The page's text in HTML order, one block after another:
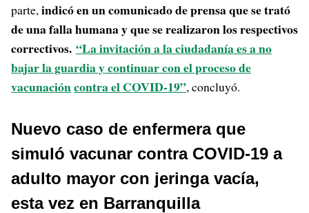
parte,indicó en un comunicado de prensa que se trató
de una falla humana y que se realizaron los respectivos
correctivos. “La invitación a la ciudadanía es a no
bajar la guardia y continuar con el proceso de
vacunacióncontra el COVID-19”, concluyó.
Nuevo caso de enfermera que
simuló vacunar contra COVID-19 a
adulto mayor con jeringa vacía,
esta vez en Barranquilla